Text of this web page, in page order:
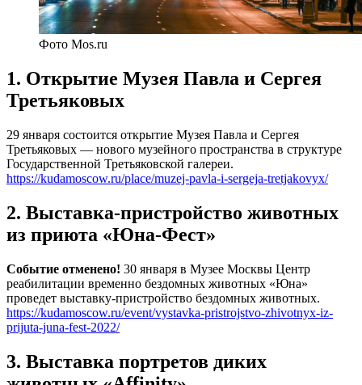
Фото Mos.ru
1. Открытие Музея Павла и Сергея
Третьяковых
29 января состоится открытие Музея Павла и Сергея
Третьяковых — нового музейного пространства в структуре
Государственной Третьяковской галереи.
https://kudamoscow.ru/place/muzej-pavla-i-sergeja-tretjakovyx/
2. Выставка-пристройство животных
из приюта «Юна-Фест»
Событие отменено! 30 января в Музее Москвы Центр
реабилитации временно бездомных животных «Юна»
проведет выставку-пристройство бездомных животных.
https://kudamoscow.ru/event/vystavka-pristrojstvo-zhivotnyx-iz-
prijuta-juna-fest-2022/
3. Выставка портретов диких